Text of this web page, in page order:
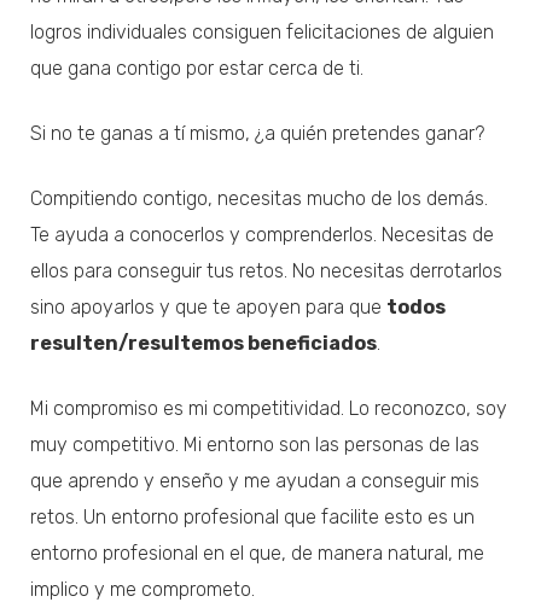
logros individuales consiguen felicitaciones de alguien
que gana contigo por estar cerca de ti.
Si no te ganas a tí mismo, ¿a quién pretendes ganar?
Compitiendo contigo, necesitas mucho de los demás.
Te ayuda a conocerlos y comprenderlos. Necesitas de
ellos para conseguir tus retos. No necesitas derrotarlos
sino apoyarlos y que te apoyen para que todos
resulten/resultemos beneficiados.
Mi compromiso es mi competitividad. Lo reconozco, soy
muy competitivo. Mi entorno son las personas de las
que aprendo y enseño y me ayudan a conseguir mis
retos. Un entorno profesional que facilite esto es un
entorno profesional en el que, de manera natural, me
implico y me comprometo.